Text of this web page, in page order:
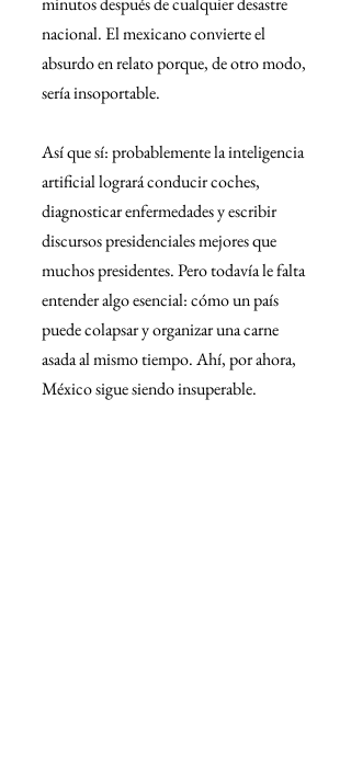
nacional. El mexicano convierte el
absurdo en relato porque, de otro modo,
sería insoportable.
Así que sí: probablemente la inteligencia
artificial logrará conducir coches,
diagnosticar enfermedades y escribir
discursos presidenciales mejores que
muchos presidentes. Pero todavía le falta
entender algo esencial: cómo un país
puede colapsar y organizar una carne
asada al mismo tiempo. Ahí, por ahora,
México sigue siendo insuperable.